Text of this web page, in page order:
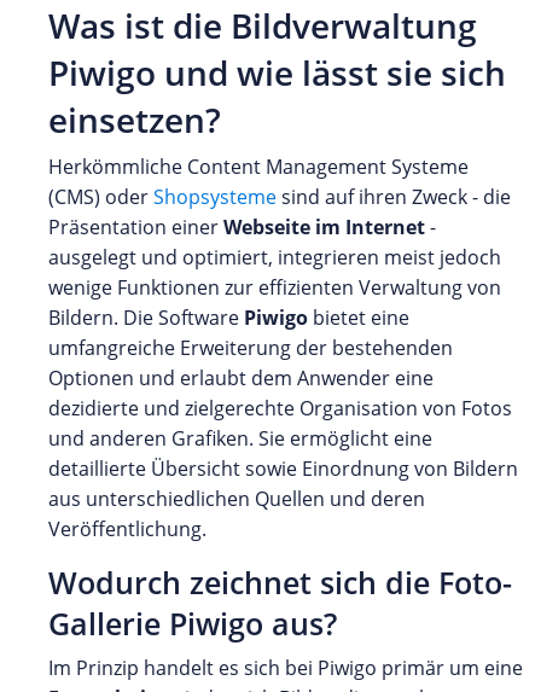
Was ist die Bildverwaltung
Piwigo und wie lässt sie sich
einsetzen?
Herkömmliche Content Management Systeme
(CMS) oderShopsystemesind auf ihren Zweck - die
Präsentation einerWebseite im Internet-
ausgelegt und optimiert, integrieren meist jedoch
wenige Funktionen zur effizienten Verwaltung von
Bildern. Die Software Piwigo bietet eine
umfangreiche Erweiterung der bestehenden
Optionen und erlaubt dem Anwender eine
dezidierte und zielgerechte Organisation von Fotos
und anderen Grafiken. Sie ermöglicht eine
detaillierte Übersicht sowie Einordnung von Bildern
aus unterschiedlichen Quellen und deren
Veröffentlichung.
Wodurch zeichnet sich die Foto-
Gallerie Piwigo aus?
Im Prinzip handelt es sich bei Piwigo primär um eine